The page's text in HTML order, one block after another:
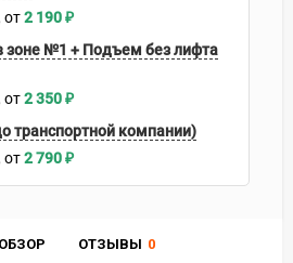
ОБЗОР ОТЗЫВЫ 0
2 190₽
зоне №1 + Подъем без лифта
2 350₽
транспортной компании)
2 790₽